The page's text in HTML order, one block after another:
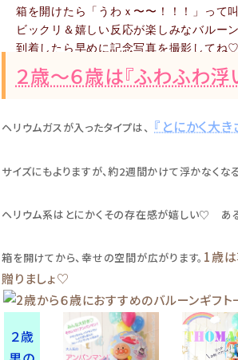
箱を開けたら「うわｘ〜〜！！！」って
ビックリ＆嬉しい反応が楽しみなバルー
到着したら早めに記念写真を撮影してね♡
２歳〜６歳は『ふわふわ
ヘリウムガスが入ったタイプは、 『とにかく大き
サイズにもよりますが、約2週間かけて浮かなくな
ヘリウム系はとにかくその存在感が嬉しい♡ あ
箱を開けてから、幸せの空間が広がります。 1歳は
贈りましょ♡
２歳